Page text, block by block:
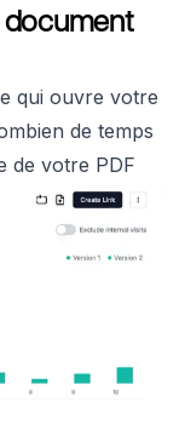
qui ouvre votre
de temps
de votre PDF